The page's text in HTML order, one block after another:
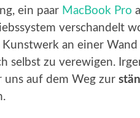
ein paar MacBook Pro
verschandelt
an einer Wand
selbst zu verewigen.
uns auf dem Weg zur